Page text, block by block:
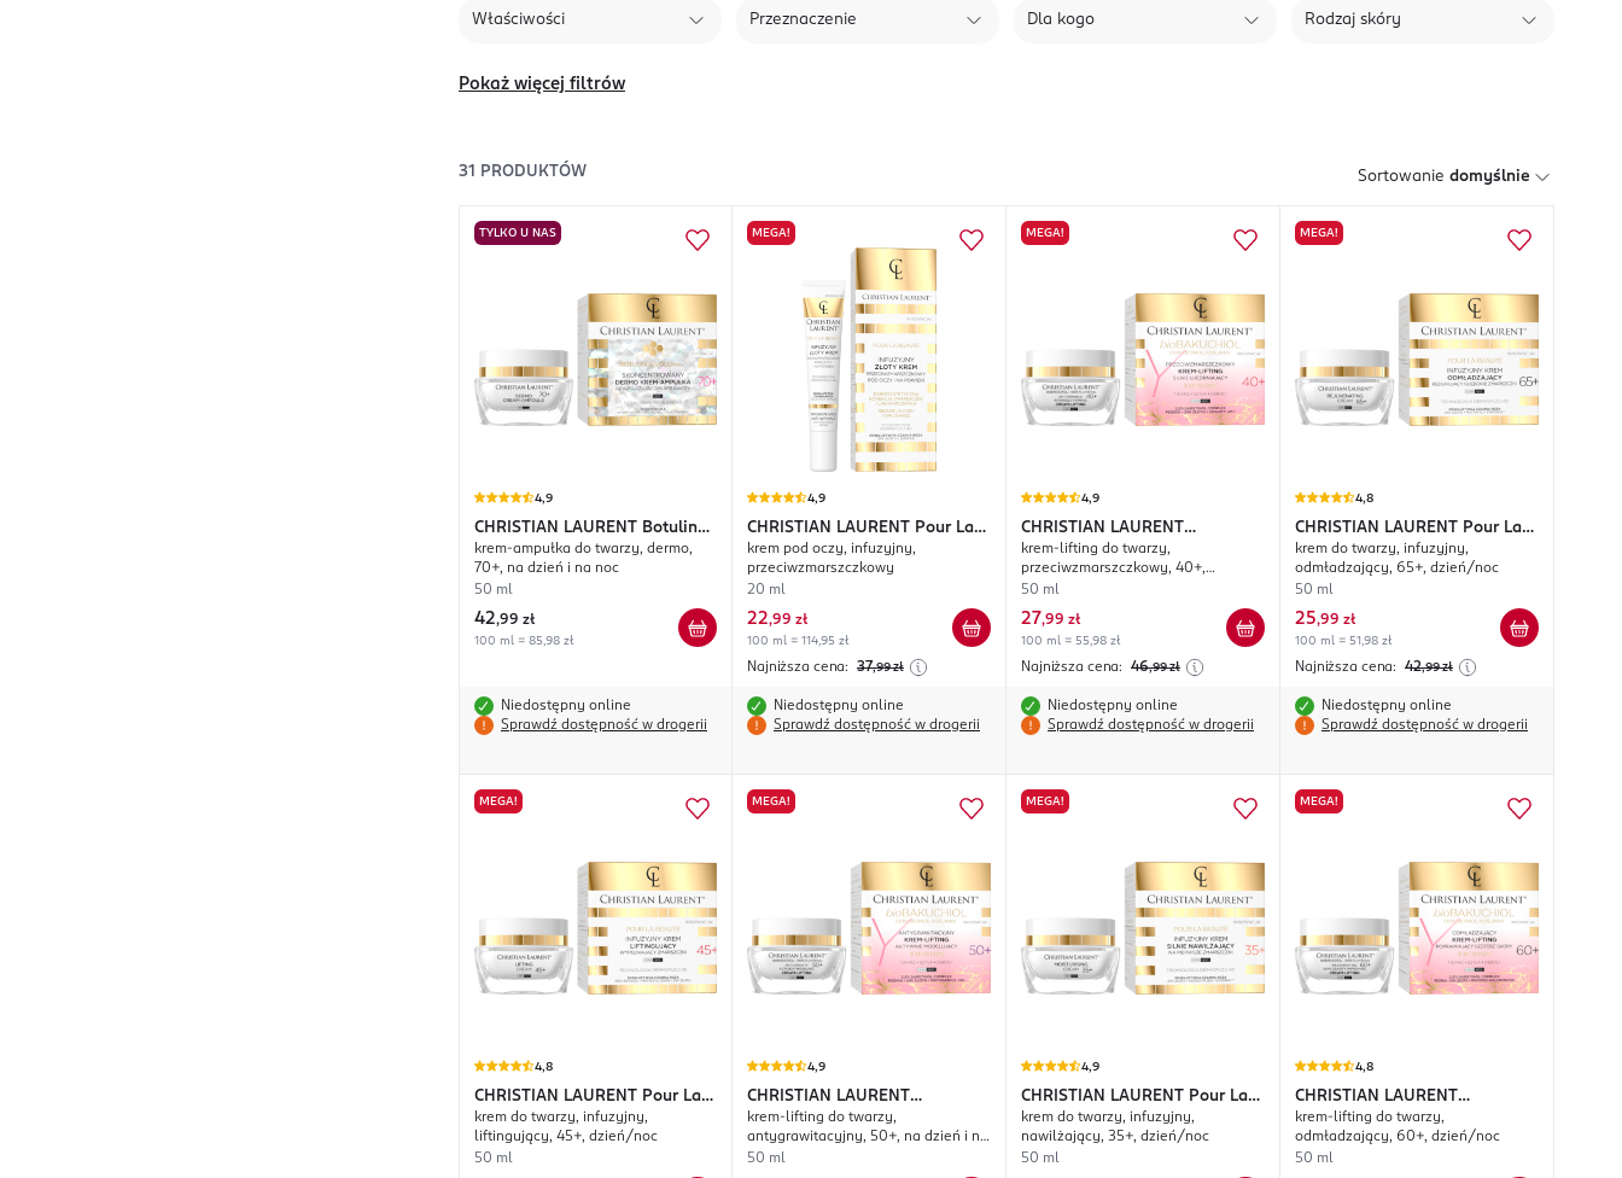
Właściwości Przeznaczenie Dla kogo Rodzaj skóry
Pokaż więcej filtrów
31 PRODUKTÓW Sortowanie domyślnie
TYLKO U NAS
4,9
CHRISTIAN LAURENT
Botulin
Revolution
krem-ampułka do twarzy, dermo,
70+, na dzień i na noc
50 ml
42,99 zł
100 ml = 85,98 zł
Niedostępny online
Sprawdź dostępność w drogerii
MEGA!
4,9
CHRISTIAN LAURENT
Pour La
Beaute
krem pod oczy, infuzyjny,
przeciwzmarszczkowy
20 ml
22,99 zł
100 ml = 114,95 zł
Najniższa cena: 37,99 zł
Niedostępny online
Sprawdź dostępność w drogerii
MEGA!
4,9
CHRISTIAN LAURENT
Bakuchiol
krem-lifting do twarzy,
przeciwzmarszczkowy, 40+,
dzień/noc
50 ml
27,99 zł
100 ml = 55,98 zł
Najniższa cena: 46,99 zł
Niedostępny online
Sprawdź dostępność w drogerii
MEGA!
4,8
CHRISTIAN LAURENT
Pour La
Beaute
krem do twarzy, infuzyjny,
odmładzający, 65+, dzień/noc
50 ml
25,99 zł
100 ml = 51,98 zł
Najniższa cena: 42,99 zł
Niedostępny online
Sprawdź dostępność w drogerii
MEGA!
4,8
CHRISTIAN LAURENT
Pour La
Beaute
krem do twarzy, infuzyjny,
liftingujący, 45+, dzień/noc
50 ml
MEGA!
4,9
CHRISTIAN LAURENT
Bakuchiol
krem-lifting do twarzy,
antygrawitacyjny, 50+, na dzień i na
noc
50 ml
MEGA!
4,9
CHRISTIAN LAURENT
Pour La
Beaute
krem do twarzy, infuzyjny,
nawilżający, 35+, dzień/noc
50 ml
MEGA!
4,8
CHRISTIAN LAURENT
Bakuchiol
krem-lifting do twarzy,
odmładzający, 60+, dzień/noc
50 ml